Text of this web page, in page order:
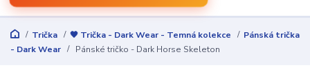
Trička 🖤 Trička - Dark Wear - Temná kolekce
Pánská trička
- Dark Wear
Pánské tričko - Dark Horse Skeleton